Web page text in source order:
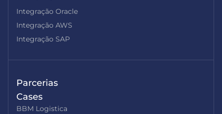
Integração Oracle
Integração AWS
Integração SAP
Parcerias
Cases
BBM Logistica